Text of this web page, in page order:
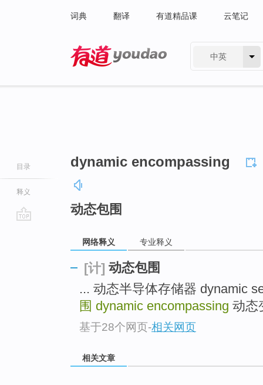
词典 翻译 有道精品课 云笔记
中英
目录
释义
dynamic encompassing
动态包围
网络释义 专业释义
[计] 动态包围
... 动态半导体存储器 dynamic
围 dynamic encompassing 动态
基于28个网页-相关网页
相关文章